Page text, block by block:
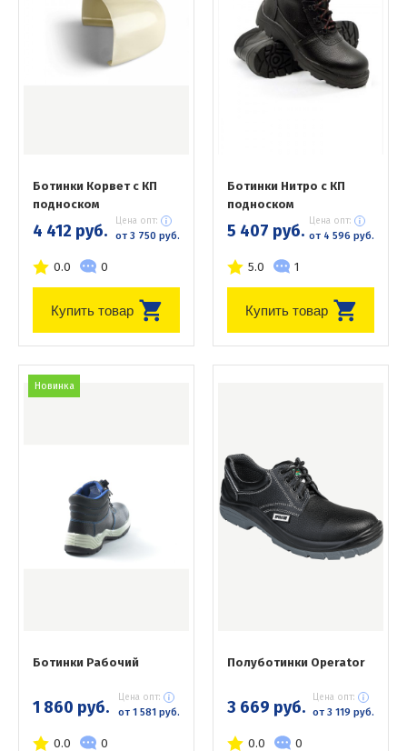
Ботинки Корвет с КП
подноском
4 412 руб. Цена опт:
от 3 750 руб.
0.0 0
Купить товар
Ботинки Нитро с КП
подноском
5 407 руб. Цена опт:
от 4 596 руб.
5.0 1
Купить товар
Новинка
Ботинки Рабочий
1 860 руб. Цена опт:
от 1 581 руб.
0.0 0
Полуботинки Operator
3 669 руб. Цена опт:
от 3 119 руб.
0.0 0